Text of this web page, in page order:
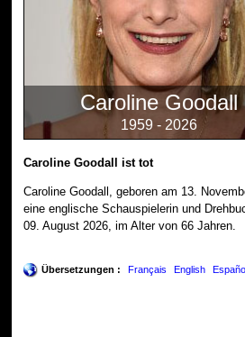
Caroline Goodall
1959 - 2026
Caroline Goodall ist tot
Caroline Goodall, geboren am 13.
eine englische Schauspielerin und
09. August 2026, im Alter von 66 Jahren.
Übersetzungen : Français English